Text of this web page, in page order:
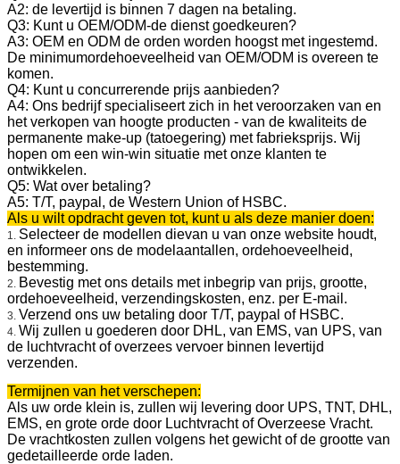
A2: de levertijd is binnen 7 dagen na betaling.
Q3: Kunt u OEM/ODM-de dienst goedkeuren?
A3: OEM en ODM de orden worden hoogst met ingestemd.
De minimumordehoeveelheid van OEM/ODM is overeen te
komen.
Q4: Kunt u concurrerende prijs aanbieden?
A4: Ons bedrijf specialiseert zich in het veroorzaken van en
het verkopen van hoogte producten - van de kwaliteits de
permanente make-up (tatoegering) met fabrieksprijs. Wij
hopen om een win-win situatie met onze klanten te
ontwikkelen.
Q5: Wat over betaling?
A5: T/T, paypal, de Western Union of HSBC.
Als u wilt opdracht geven tot, kunt u als deze manier doen:
1. Selecteer de modellen dievan u van onze website houdt,
en informeer ons de modelaantallen, ordehoeveelheid,
bestemming.
2. Bevestig met ons details met inbegrip van prijs, grootte,
ordehoeveelheid, verzendingskosten, enz. per E-mail.
3. Verzend ons uw betaling door T/T, paypal of HSBC.
4. Wij zullen u goederen door DHL, van EMS, van UPS, van
de luchtvracht of overzees vervoer binnen levertijd
verzenden.
Termijnen van het verschepen:
Als uw orde klein is, zullen wij levering door UPS, TNT, DHL,
EMS, en grote orde door Luchtvracht of Overzeese Vracht.
De vrachtkosten zullen volgens het gewicht of de grootte van
gedetailleerde orde laden.